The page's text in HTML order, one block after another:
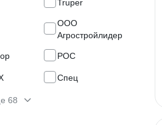
Truper
ООО
Агростройлидер
РОС
Спец
68